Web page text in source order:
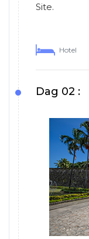
Site.
Hotel
Dag 02 :